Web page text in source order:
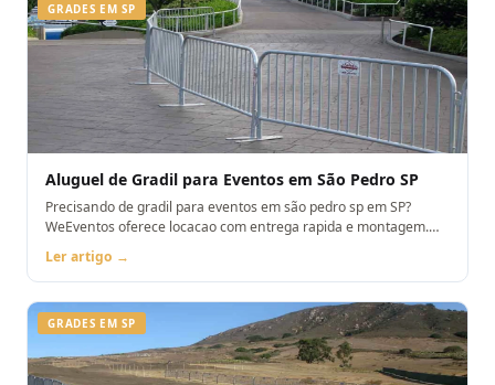
GRADES EM SP
Aluguel de Gradil para Eventos em São Pedro SP
Precisando de gradil para eventos em são pedro sp em SP?
WeEventos oferece locacao com entrega rapida e montagem.
Orcamento pelo WhatsApp.
Ler artigo →
GRADES EM SP